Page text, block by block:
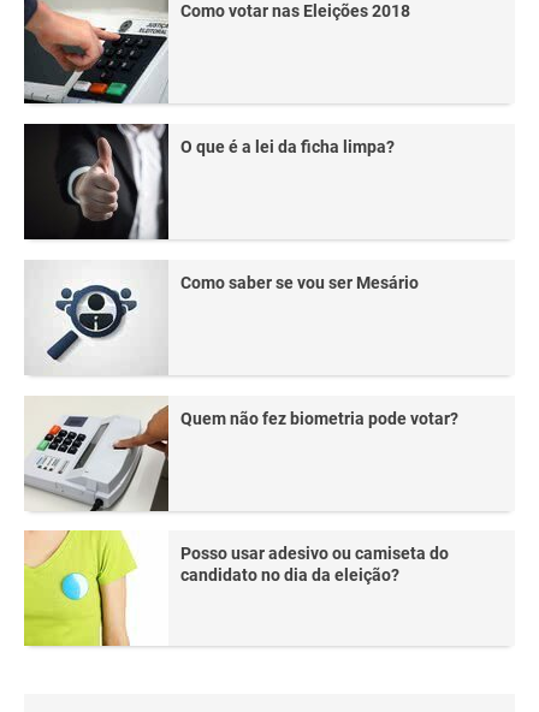
Como votar nas Eleições 2018
O que é a lei da ficha limpa?
Como saber se vou ser Mesário
Quem não fez biometria pode votar?
Posso usar adesivo ou camiseta do
candidato no dia da eleição?